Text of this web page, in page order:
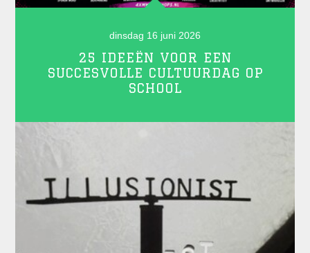
dinsdag 16 juni 2026
25 IDEEËN VOOR EEN
SUCCESVOLLE CULTUURDAG OP
SCHOOL